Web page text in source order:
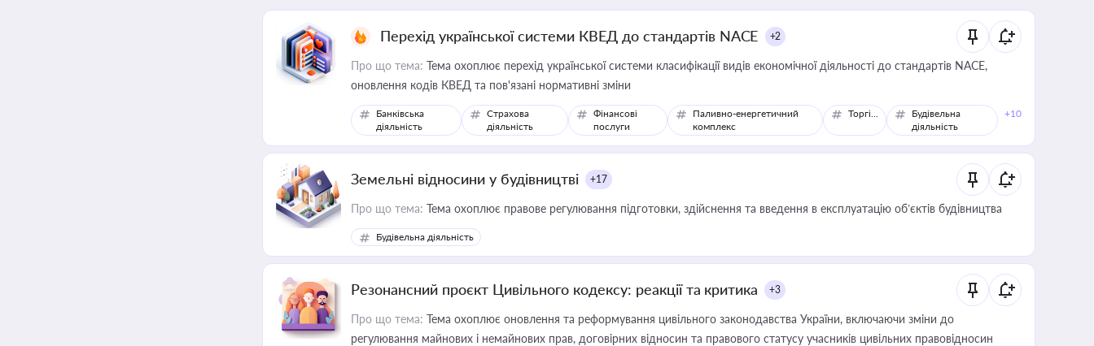
Перехід української системи КВЕД до стандартів NACE +2
Про що тема: Тема охоплює перехід української системи класифікації видів економічної діяльності до стандартів NACE,
оновлення кодів КВЕД та пов'язані нормативні зміни
Банківська
діяльність
Страхова
діяльність
Фінансові
послуги
Паливно-енергетичний
комплекс
Торгівля
Будівельна
діяльність
+10
Земельні відносини у будівництві +17
Про що тема: Тема охоплює правове регулювання підготовки, здійснення та введення в експлуатацію об’єктів будівництва
Будівельна діяльність
Резонансний проєкт Цивільного кодексу: реакції та критика +3
Про що тема: Тема охоплює оновлення та реформування цивільного законодавства України, включаючи зміни до
регулювання майнових і немайнових прав, договірних відносин та правового статусу учасників цивільних правовідносин